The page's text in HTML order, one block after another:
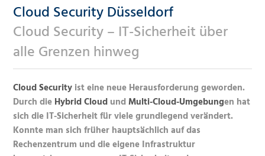
Cloud Security Düsseldorf
Cloud Security – IT-Sicherheit über
alle Grenzen hinweg
Cloud Security ist eine neue Herausforderung geworden.
Durch die Hybrid Cloud undMulti-Cloud-Umgebungen hat
sich die IT-Sicherheit für viele grundlegend verändert.
Konnte man sich früher hauptsächlich auf das
Rechenzentrum und die eigene Infrastruktur